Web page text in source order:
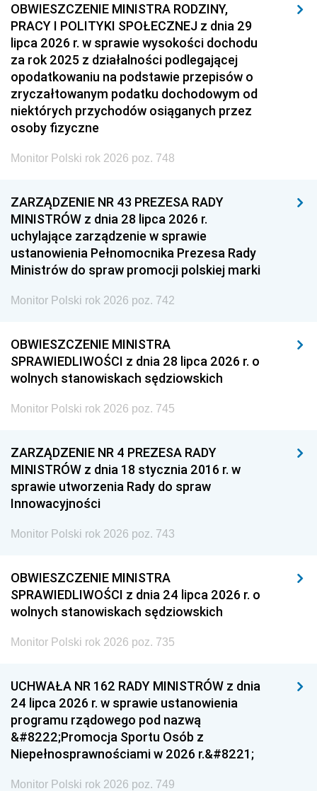
OBWIESZCZENIE MINISTRA RODZINY,
PRACY I POLITYKI SPOŁECZNEJ z dnia 29
lipca 2026 r. w sprawie wysokości dochodu
za rok 2025 z działalności podlegającej
opodatkowaniu na podstawie przepisów o
zryczałtowanym podatku dochodowym od
niektórych przychodów osiąganych przez
osoby fizyczne
Monitor Polski rok 2026 poz. 748
ZARZĄDZENIE NR 43 PREZESA RADY
MINISTRÓW z dnia 28 lipca 2026 r.
uchylające zarządzenie w sprawie
ustanowienia Pełnomocnika Prezesa Rady
Ministrów do spraw promocji polskiej marki
Monitor Polski rok 2026 poz. 742
OBWIESZCZENIE MINISTRA
SPRAWIEDLIWOŚCI z dnia 28 lipca 2026 r. o
wolnych stanowiskach sędziowskich
Monitor Polski rok 2026 poz. 745
ZARZĄDZENIE NR 4 PREZESA RADY
MINISTRÓW z dnia 18 stycznia 2016 r. w
sprawie utworzenia Rady do spraw
Innowacyjności
Monitor Polski rok 2026 poz. 743
OBWIESZCZENIE MINISTRA
SPRAWIEDLIWOŚCI z dnia 24 lipca 2026 r. o
wolnych stanowiskach sędziowskich
Monitor Polski rok 2026 poz. 735
UCHWAŁA NR 162 RADY MINISTRÓW z dnia
24 lipca 2026 r. w sprawie ustanowienia
programu rządowego pod nazwą
&#8222;Promocja Sportu Osób z
Niepełnosprawnościami w 2026 r.&#8221;
Monitor Polski rok 2026 poz. 749